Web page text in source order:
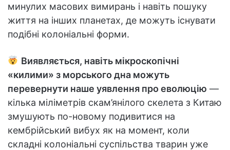
минулих масових вимирань і навіть пошуку
життя на інших планетах, де можуть існувати
подібні колоніальні форми.
Виявляється, навіть мікроскопічні
«килими» з морського дна можуть
перевернути наше уявлення про еволюцію —
кілька міліметрів скам’янілого скелета з Китаю
змушують по-новому подивитися на
кембрійський вибух як на момент, коли
складні колоніальні суспільства тварин уже